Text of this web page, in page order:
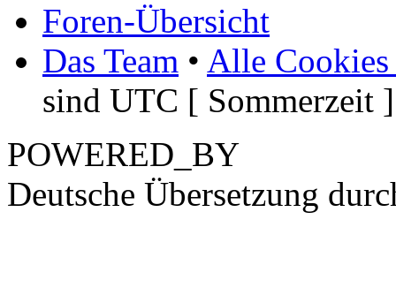
Foren-Übersicht
Das Team • Alle Cookies
sind UTC [ Sommerzeit ]
POWERED_BY
Deutsche Übersetzung